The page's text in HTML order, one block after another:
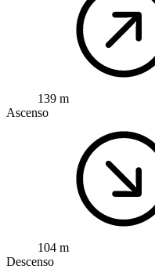
139 m
Ascenso
104 m
Descenso